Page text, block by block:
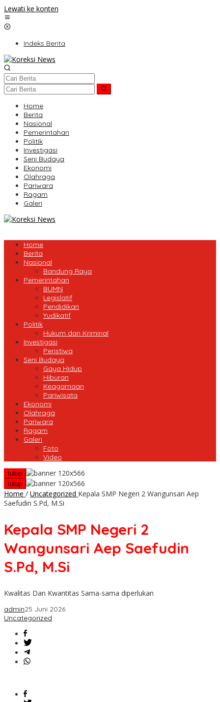
Lewati ke konten
Indeks Berita
Home
Berita
Nasional
Pemerintahan
Politik
Investigasi
Seni Budaya
Ekonomi
Olahraga
Pariwara
Ragam
Galeri
Home
Berita
Nasional
Bandung Raya
Pemerintahan
BUMN
Legislatif
Pendidikan
Yudikatif
Politik
Hukum dan Kriminal
Investigasi
Peristiwa
Seni Budaya
Gaya Hidup
Hiburan
Keagamaan
Pariwisata
Ekonomi
Olahraga
Pariwara
Ragam
Galeri
Foto
Video
tutup
tutup
Home / Uncategorized Kepala SMP Negeri 2 Wangunsari Aep
Saefudin S.Pd, M.Si
Kepala SMP Negeri 2
Wangunsari Aep Saefudin
S.Pd, M.Si
Kwalitas Dan Kwantitas Sama-sama diperlukan
admin25 Juni 2026
Uncategorized